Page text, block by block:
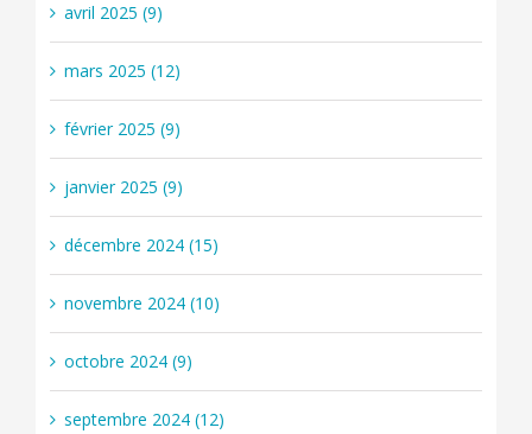
avril 2025 (9)
mars 2025 (12)
février 2025 (9)
janvier 2025 (9)
décembre 2024 (15)
novembre 2024 (10)
octobre 2024 (9)
septembre 2024 (12)